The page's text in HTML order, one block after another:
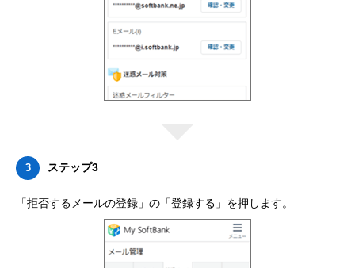
3 ステップ3
「拒否するメールの登録」の「登録する」を押します。